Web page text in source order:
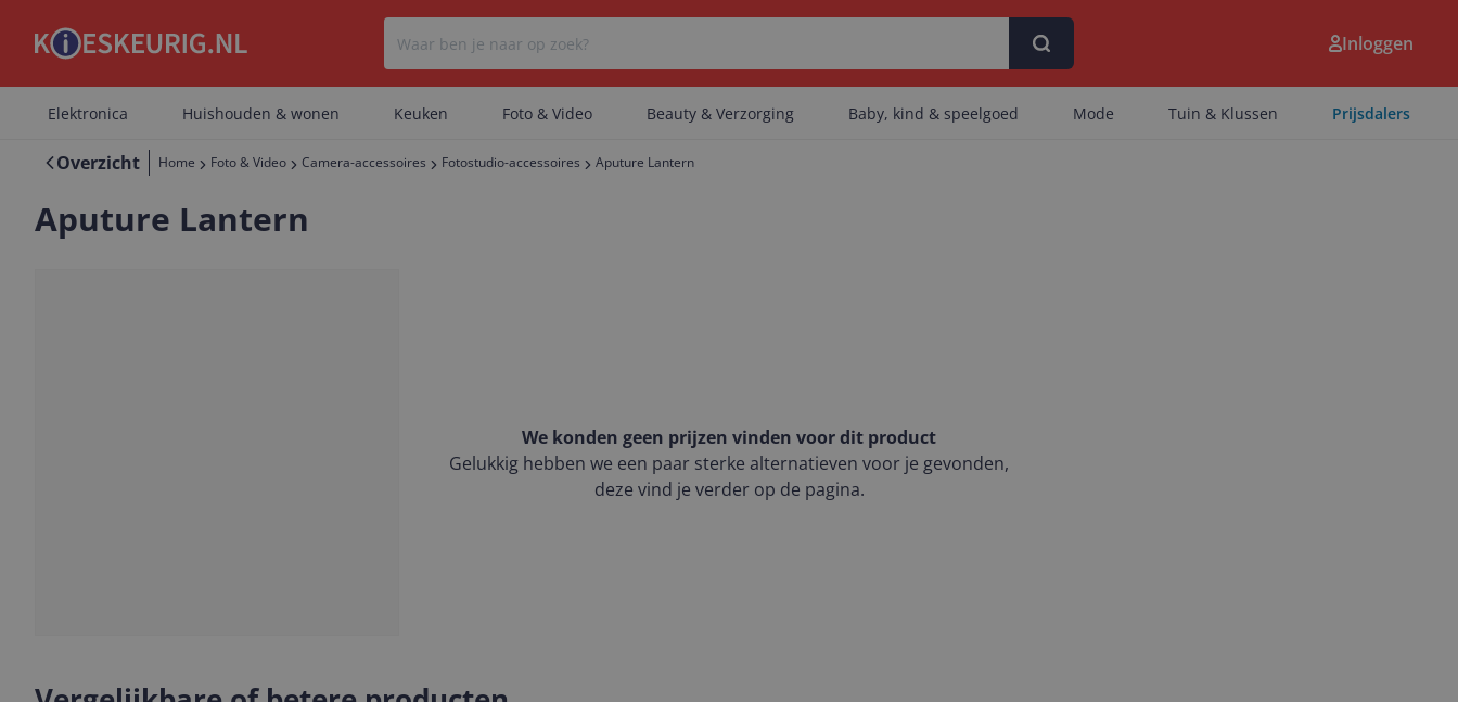
Inloggen
Elektronica Huishouden & wonen Keuken Foto & Video Beauty & Verzorging Baby, kind & speelgoed Mode Tuin & Klussen Prijsdalers
Overzicht Home Foto & Video Camera-accessoires Fotostudio-accessoires Aputure Lantern
Aputure Lantern
We konden geen prijzen vinden voor dit product
Gelukkig hebben we een paar sterke alternatieven voor je gevonden,
deze vind je verder op de pagina.